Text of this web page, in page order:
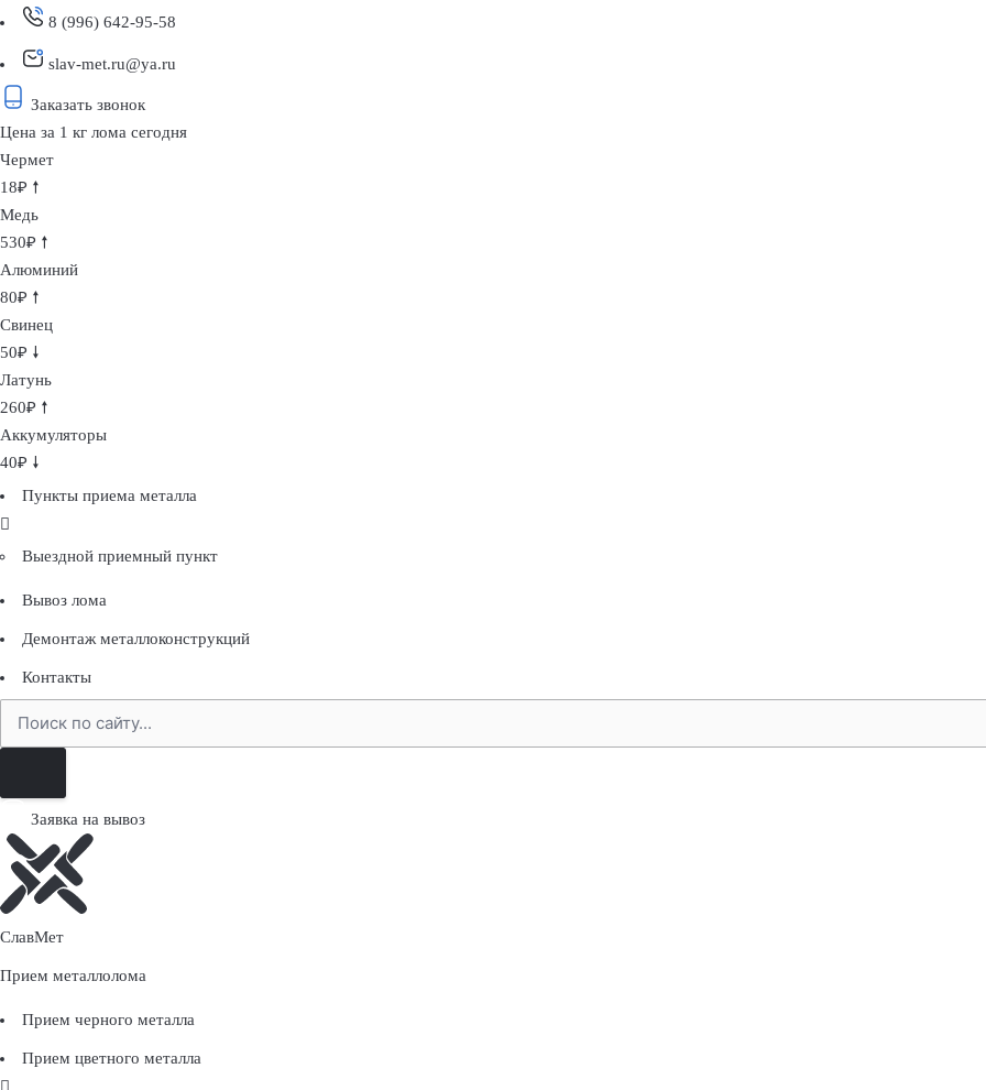
8 (996) 642-95-58
slav-met.ru@ya.ru
Заказать звонок
Цена за 1 кг лома сегодня
Чермет
18₽ 🠕
Медь
530₽ 🠕
Алюминий
80₽ 🠕
Свинец
50₽ 🠗
Латунь
260₽ 🠕
Аккумуляторы
40₽ 🠗
Пункты приема металла
Выездной приемный пункт
Вывоз лома
Демонтаж металлоконструкций
Контакты
а
Заявка на вывоз
СлавМет
Прием металлолома
Прием черного металла
Прием цветного металла